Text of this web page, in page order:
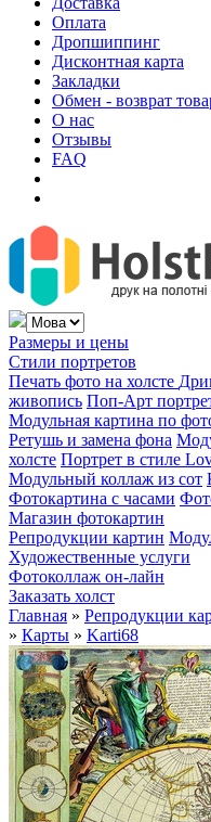
Оплата
Дропшиппинг
Дисконтная карта
Закладки
Обмен - возврат
О нас
Отзывы
FAQ
Размеры и цены
Стили портретов
Печать фото на холсте
живопись Поп-Арт
Модульная картина по
Ретушь и замена фона
холсте Портрет в стиле
Модульный коллаж из сот
Фотокартина с часами
Магазин фотокартин
Репродукции картин
Художественные услуги
Фотоколлаж он-лайн
Заказать холст
Главная » Репродукции
» Карты » Karti68